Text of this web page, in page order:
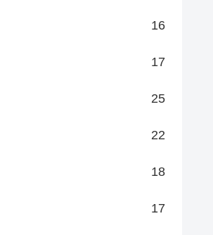
16
17
25
22
18
17